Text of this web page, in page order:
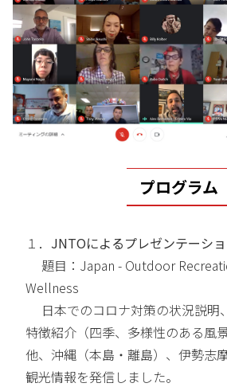
プログラム
１． JNTOによるプレゼンテーシ
題目：Japan - Outdoor
Wellness
日本でのコロナ対策の状況説明
特徴紹介（四季、多様性のある風
他、沖縄（本島・離島）、伊勢志
観光情報を発信しました。